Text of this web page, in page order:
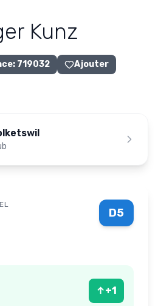
Kunz
: 719032 Ajouter
D5
↑+1